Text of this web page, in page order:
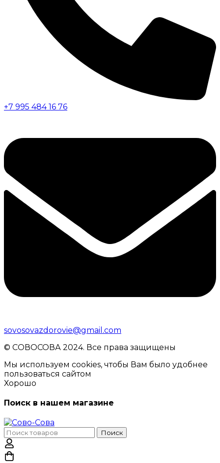
+7 995 484 16 76
sovosovazdorovie@gmail.com
© CОВОСОВА 2024. Все права защищены
Мы используем cookies, чтобы Вам было удобнее
пользоваться сайтом
Хорошо
Поиск в нашем магазине
Поиск
по:
Поиск